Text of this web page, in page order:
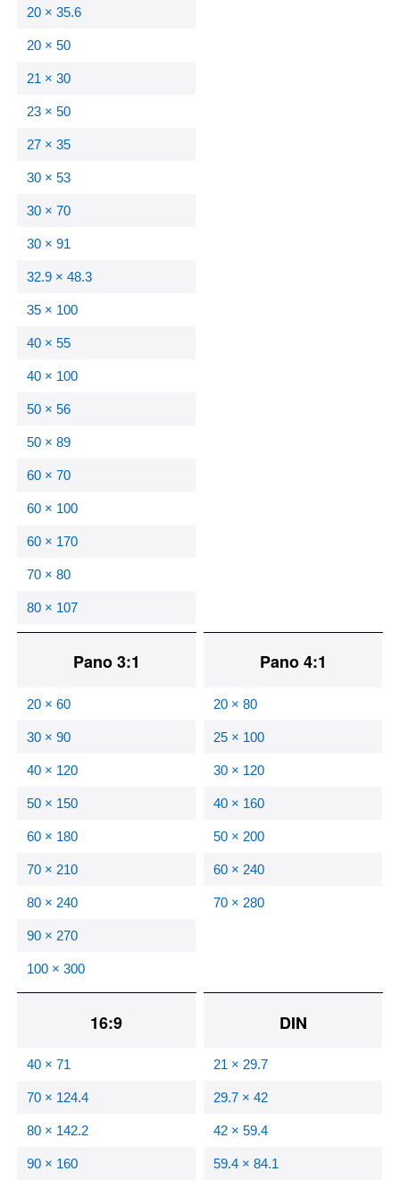
20 × 35.6
20 × 50
21 × 30
23 × 50
27 × 35
30 × 53
30 × 70
30 × 91
32.9 × 48.3
35 × 100
40 × 55
40 × 100
50 × 56
50 × 89
60 × 70
60 × 100
60 × 170
70 × 80
80 × 107
Pano 3:1
20 × 60
30 × 90
40 × 120
50 × 150
60 × 180
70 × 210
80 × 240
90 × 270
100 × 300
Pano 4:1
20 × 80
25 × 100
30 × 120
40 × 160
50 × 200
60 × 240
70 × 280
16:9
40 × 71
70 × 124.4
80 × 142.2
90 × 160
DIN
21 × 29.7
29.7 × 42
42 × 59.4
59.4 × 84.1